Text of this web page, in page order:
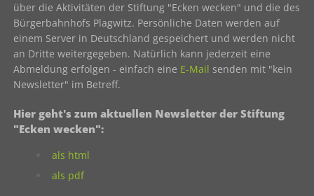
über die Aktivitäten der Stiftung "Ecken wecken" und die des
Bürgerbahnhofs Plagwitz. Persönliche Daten werden auf
einem Server in Deutschland gespeichert und werden nicht
an Dritte weitergegeben. Natürlich kann jederzeit eine
Abmeldung erfolgen - einfach eine E-Mail senden mit "kein
Newsletter" im Betreff.
Hier geht's zum aktuellen Newsletter der Stiftung
"Ecken wecken":
als html
als pdf